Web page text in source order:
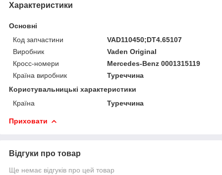
Характеристики
Основні
Код запчастини
VAD110450;DT4.65107
Виробник
Vaden Original
Кросс-номери
Mercedes-Benz 0001315119
Країна виробник
Туреччина
Користувальницькі характеристики
Країна
Туреччина
Приховати
Відгуки про товар
Ще немає відгуків про цей товар